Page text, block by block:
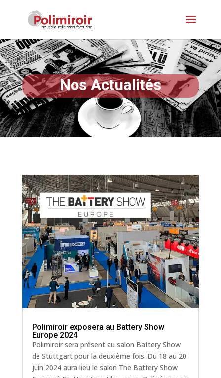
Nos Actualités
Polimiroir exposera au Battery Show
Europe 2024
Polimiroir sera présent au salon Battery Show
de Stuttgart pour la deuxième fois. Du 18 au 20
juin 2024 aura lieu le salon The Battery Show